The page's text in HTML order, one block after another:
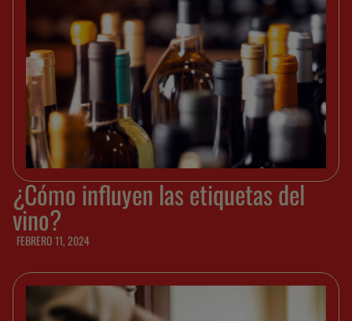
¿Cómo influyen las etiquetas del
vino?
FEBRERO 11, 2024